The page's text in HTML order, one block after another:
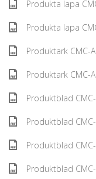
Produkta lapa
Produkta lapa
Produktark CMC-
Produktark CMC-
Produktblad CMC-
Produktblad CMC-
Produktblad CMC-
Produktblad CMC-